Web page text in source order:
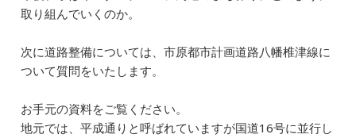
取り組んでいくのか。
次に道路整備については、市原都市計画道路八幡椎津線に
ついて質問をいたします。
お手元の資料をご覧ください。
地元では、平成通りと呼ばれていますが国道16号に並行し